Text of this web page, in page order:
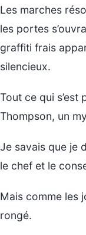
Les marches
les portes
graffiti frais
silencieux.
Tout ce qui s’est
Thompson, un
Je savais que je
le chef et le
Mais comme les
rongé.